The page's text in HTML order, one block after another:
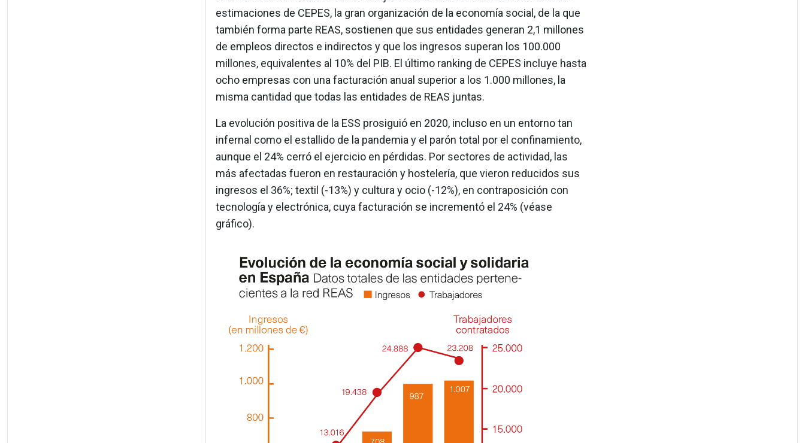
estimaciones de CEPES, la gran organización de la economía social, de la que
también forma parte REAS, sostienen que sus entidades generan 2,1 millones
de empleos directos e indirectos y que los ingresos superan los 100.000
millones, equivalentes al 10% del PIB. El último ranking de CEPES incluye hasta
ocho empresas con una facturación anual superior a los 1.000 millones, la
misma cantidad que todas las entidades de REAS juntas.
La evolución positiva de la ESS prosiguió en 2020, incluso en un entorno tan
infernal como el estallido de la pandemia y el parón total por el confinamiento,
aunque el 24% cerró el ejercicio en pérdidas. Por sectores de actividad, las
más afectadas fueron en restauración y hostelería, que vieron reducidos sus
ingresos el 36%; textil (-13%) y cultura y ocio (-12%), en contraposición con
tecnología y electrónica, cuya facturación se incrementó el 24% (véase
gráfico).